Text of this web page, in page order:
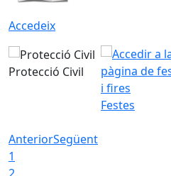
Accedeix
Protecció Civil
Festes
AnteriorSegüent
1